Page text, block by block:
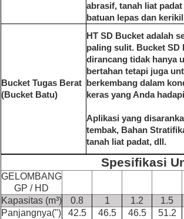
abrasif, tanah liat
batuan lepas dan kerikil
Bucket Tugas Berat
(Bucket Batu)
HT SD Bucket adalah
paling sulit. Bucket SD
dirancang tidak hanya
bertahan tetapi juga
berkembang dalam
keras yang Anda
Aplikasi yang
tembak, Bahan
tanah liat padat, dll.
Spesifikasi
GELOMBANG
GP / HD
Kapasitas (m³)
0.8 1 1.2 1.5
Panjangnya(")
42.5 46.5 46.5 51.2